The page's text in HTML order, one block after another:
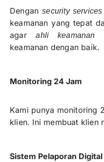
Dengansecurity services
keamanan yang tepat
agarahli keamanan
keamanan dengan baik.
Monitoring 24 Jam
Kami punya monitoring
klien. Ini membuat klien
Sistem Pelaporan Digital